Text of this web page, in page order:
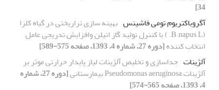
34]
آگروباکتریوم تومی فاشینس بهینه سازی تراریختی در گیاه کلزا
(B.napus L. ) با کنترل تولید گاز اتیلن وافزایش تدریجی عامل
انتخاب کننده[دوره 27، شماره 4، 1393، صفحه 575-589]
آلژینات جداسازی و تخلیص آلژینات لیاز پایدار حرارتی موثر بر
آلژینات Pseudomonas aeruginosa بیمارستانی
[دوره 27، شماره
4، 1393، صفحه 565-574]